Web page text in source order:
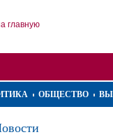
главную
ОБЩЕСТВО